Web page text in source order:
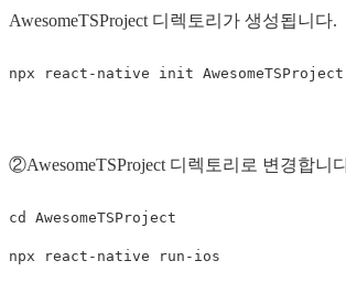
AwesomeTSProject 디렉토리가 생성됩니다.
②AwesomeTSProject 디렉토리로 변경합니
cd AwesomeTSProject